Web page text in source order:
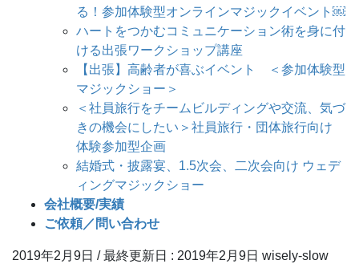
る！参加体験型オンラインマジックイベント￼
ハートをつかむコミュニケーション術を身に付
ける出張ワークショップ講座
【出張】高齢者が喜ぶイベント ＜参加体験型
マジックショー＞
＜社員旅行をチームビルディングや交流、気づ
きの機会にしたい＞社員旅行・団体旅行向け
体験参加型企画
結婚式・披露宴、1.5次会、二次会向け ウェデ
ィングマジックショー
会社概要/実績
ご依頼／問い合わせ
2019年2月9日 / 最終更新日 : 2019年2月9日 wisely-slow